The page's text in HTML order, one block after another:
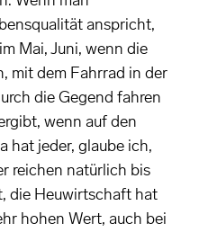
anspricht,
Mai, Juni, wenn die
mit dem Fahrrad in der
die Gegend fahren
wenn auf den
hat jeder, glaube ich,
reichen natürlich bis
die Heuwirtschaft hat
hohen Wert, auch bei